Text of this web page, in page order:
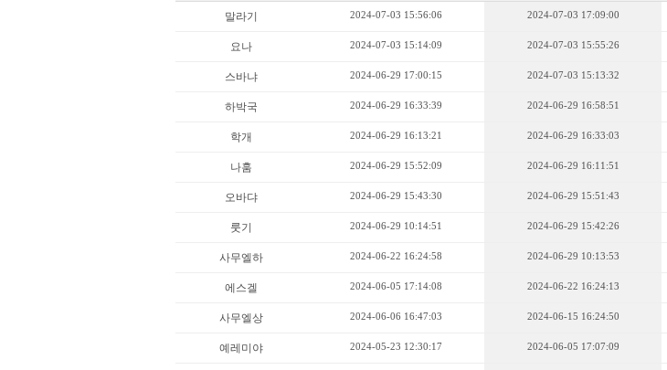
말라기 2024-07-03 15:56:06 2024-07-03 17:09:00
요나 2024-07-03 15:14:09 2024-07-03 15:55:26
스바냐 2024-06-29 17:00:15 2024-07-03 15:13:32
하박국 2024-06-29 16:33:39 2024-06-29 16:58:51
학개 2024-06-29 16:13:21 2024-06-29 16:33:03
나훔 2024-06-29 15:52:09 2024-06-29 16:11:51
오바댜 2024-06-29 15:43:30 2024-06-29 15:51:43
룻기 2024-06-29 10:14:51 2024-06-29 15:42:26
사무엘하 2024-06-22 16:24:58 2024-06-29 10:13:53
에스겔 2024-06-05 17:14:08 2024-06-22 16:24:13
사무엘상 2024-06-06 16:47:03 2024-06-15 16:24:50
예레미야 2024-05-23 12:30:17 2024-06-05 17:07:09